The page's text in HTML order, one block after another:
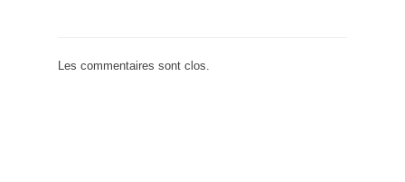
Les commentaires sont clos.